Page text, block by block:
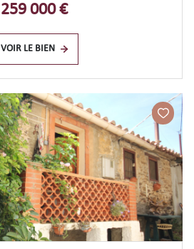
259 000 €
VOIR LE BIEN